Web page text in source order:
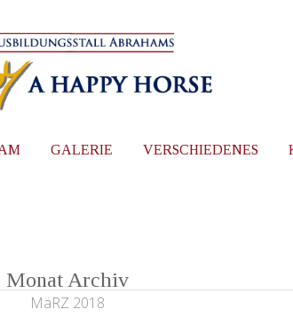
GALERIE VERSCHIEDENES
Monat Archiv
MäRZ 2018